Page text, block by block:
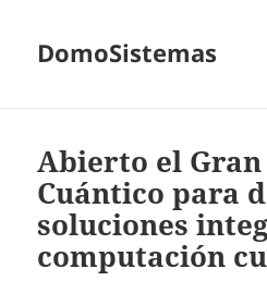
DomoSistemas
Abierto el Gran
Cuántico para
soluciones
computación